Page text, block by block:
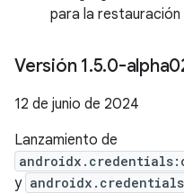
para la restauración
Versión 1.5.0-
12 de junio de 2024
Lanzamiento de
y